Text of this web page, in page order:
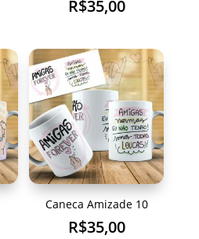
R$35,00
Caneca Amizade 10
R$35,00